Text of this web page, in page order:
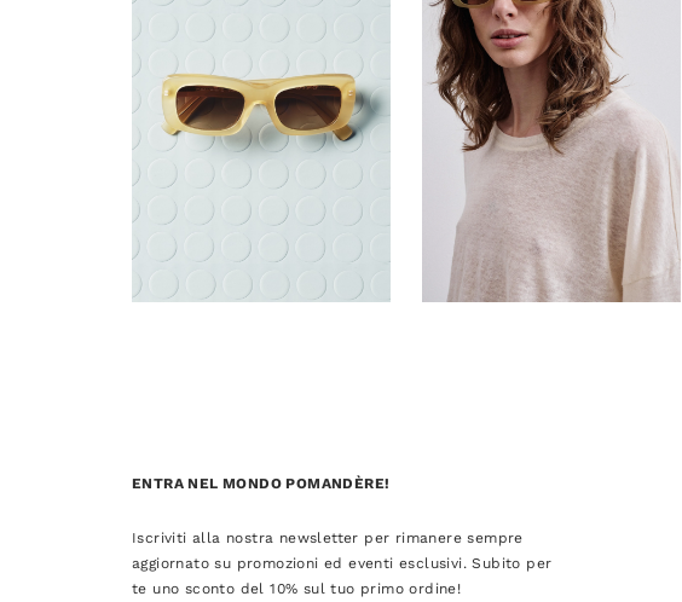
ENTRA NEL MONDO POMANDÈRE!
Iscriviti alla nostra newsletter per rimanere sempre
aggiornato su promozioni ed eventi esclusivi. Subito per
te uno sconto del 10% sul tuo primo ordine!